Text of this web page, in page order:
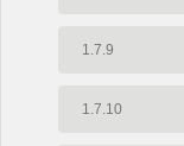
1.7.9
1.7.10